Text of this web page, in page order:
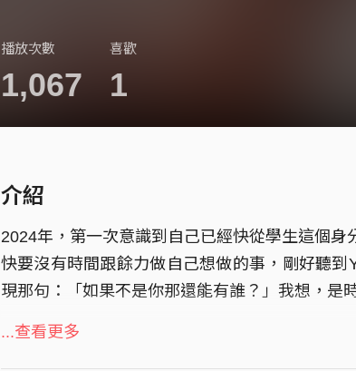
播放次數
1,067
喜歡
1
介紹
2024年，第一次意識到自己已經快從學生這個身
快要沒有時間跟餘力做自己想做的事，剛好聽
現那句：「如果不是你那還能有誰？」我想，是
21歲的時候寫了很多歌，合出了人生第一張
...查看更多